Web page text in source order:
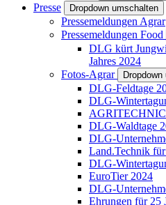
Presse Dropdown umschalten
Pressemeldungen Agrar
Pressemeldungen Food
DLG kürt
Jahres 2024
Fotos-Agrar
DLG-Feldtage
DLG-
DLG-Waldtage
DLG-
Land.Technik
DLG-
EuroTier 2024
DLG-
Ehrungen für 25